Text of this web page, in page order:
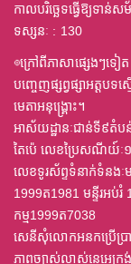
កាលបរិច្ឆេទធ្វើឱ្យទាន់
ទស្សនៈ
130
◎ក្រៅពីភាសាផ្សេងៗទៀ
បញ្ចេញផ្សព្វផ្សាអត្តបទ
មេតាអនុង្គ្រោះ។
អាស័យដ្ឋានៈជាន់ទី៩តំ
តៃប៉េ លេខប្រៃសណីយ៍ៈ
លេខទូរស័ព្ទទំនាក់ទំនងៈម
1999ត1981 មន្ទីរអប់
កម្ម1999ត7038
សេនីសុំលោកអនកប្រើប្
ភាពច្បាស់លាស់នេអេក្